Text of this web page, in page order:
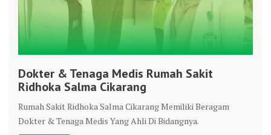
Dokter & Tenaga Medis Rumah Sakit
Ridhoka Salma Cikarang
Rumah Sakit Ridhoka Salma Cikarang Memiliki Beragam
Dokter & Tenaga Medis Yang Ahli Di Bidangnya.